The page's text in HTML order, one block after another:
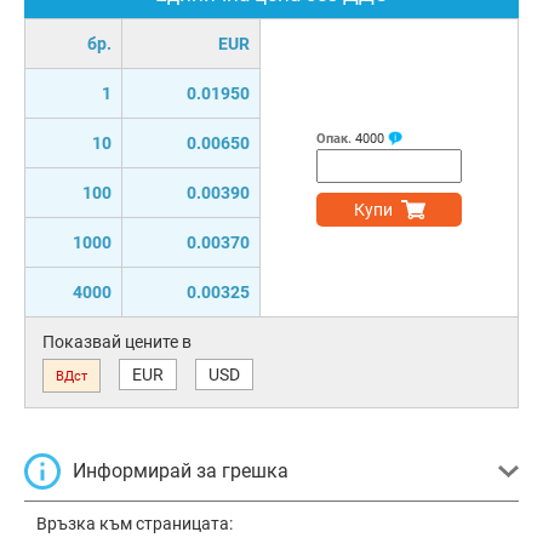
бр. EUR
1 0.01950
10 0.00650
100 0.00390
1000 0.00370
4000 0.00325
Опак. 4000
Купи
Показвай цените в
ВДст EUR USD
Информирай за грешка
Връзка към страницата: